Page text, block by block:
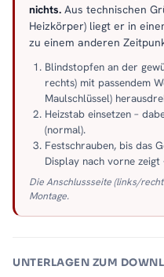
nichts. Aus technischen
Heizkörper) liegt er in
zu einem anderen
Blindstopfen an der
rechts) mit passendem
Maulschlüssel)
Heizstab einsetzen –
(normal).
Festschrauben, bis das
Display nach vorne
Die Anschlussseite (links/
Montage.
UNTERLAGEN ZUM